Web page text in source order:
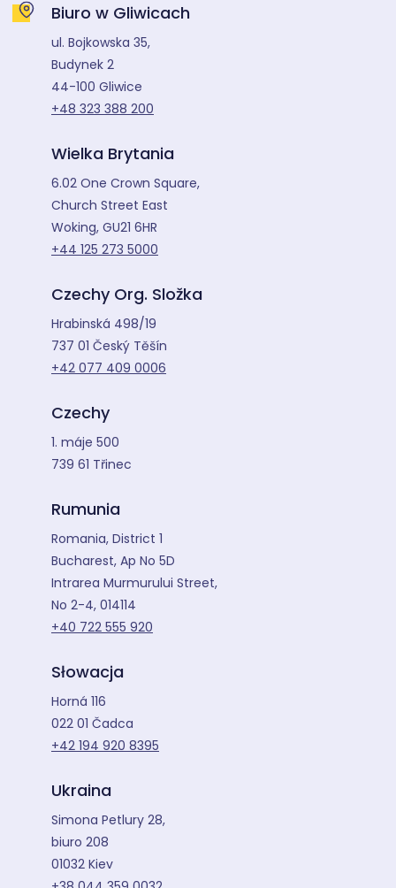
Biuro w Gliwicach
ul. Bojkowska 35,
Budynek 2
44-100 Gliwice
+48 323 388 200
Wielka Brytania
6.02 One Crown Square,
Church Street East
Woking, GU21 6HR
+44 125 273 5000
Czechy Org. Složka
Hrabinská 498/19
737 01 Český Těšín
+42 077 409 0006
Czechy
1. máje 500
739 61 Třinec
Rumunia
Romania, District 1
Bucharest, Ap No 5D
Intrarea Murmurului Street,
No 2-4, 014114
+40 722 555 920
Słowacja
Horná 116
022 01 Čadca
+42 194 920 8395
Ukraina
Simona Petlury 28,
biuro 208
01032 Kiev